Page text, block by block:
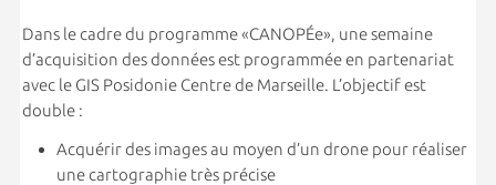
Dans le cadre du programme «CANOPÉe», une semaine
d’acquisition des données est programmée en partenariat
avec le GIS Posidonie Centre de Marseille. L’objectif est
double :
Acquérir des images au moyen d’un drone pour réaliser
une cartographie très précise